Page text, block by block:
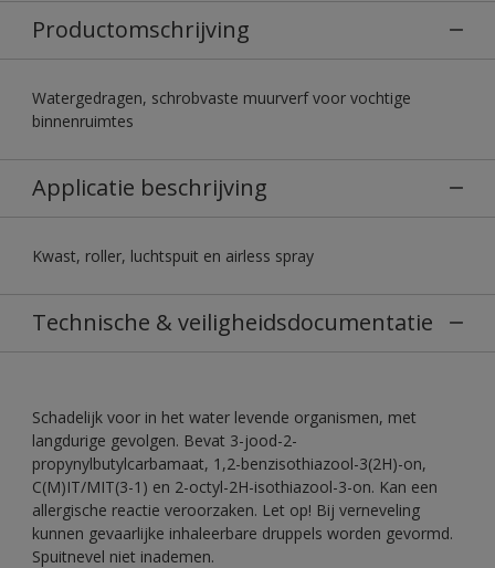
Productomschrijving
Watergedragen, schrobvaste muurverf voor vochtige
binnenruimtes
Applicatie beschrijving
Kwast, roller, luchtspuit en airless spray
Technische & veiligheidsdocumentatie
Schadelijk voor in het water levende organismen, met
langdurige gevolgen. Bevat 3-jood-2-
propynylbutylcarbamaat, 1,2-benzisothiazool-3(2H)-on,
C(M)IT/MIT(3-1) en 2-octyl-2H-isothiazool-3-on. Kan een
allergische reactie veroorzaken. Let op! Bij verneveling
kunnen gevaarlijke inhaleerbare druppels worden gevormd.
Spuitnevel niet inademen.